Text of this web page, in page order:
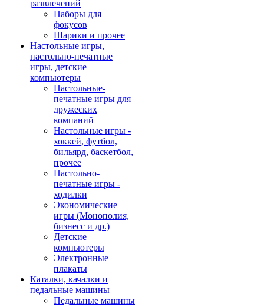
развлечений
Наборы для
фокусов
Шарики и прочее
Настольные игры,
настольно-печатные
игры, детские
компьютеры
Настольные-
печатные игры для
дружеских
компаний
Настольные игры -
хоккей, футбол,
бильярд, баскетбол,
прочее
Настольно-
печатные игры -
ходилки
Экономические
игры (Монополия,
бизнесс и др.)
Детские
компьютеры
Электронные
плакаты
Каталки, качалки и
педальные машины
Педальные машины